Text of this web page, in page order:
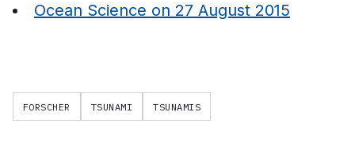
Ocean Science on 27 August 2015
FORSCHER TSUNAMI TSUNAMIS